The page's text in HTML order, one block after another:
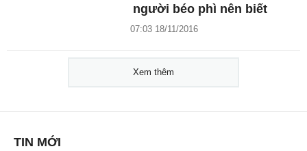
người béo phì nên biết
07:03 18/11/2016
Xem thêm
TIN MỚI